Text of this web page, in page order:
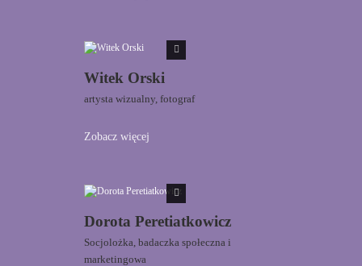
Witek Orski
artysta wizualny, fotograf
Zobacz więcej
Dorota Peretiatkowicz
Socjolożka, badaczka społeczna i
marketingowa